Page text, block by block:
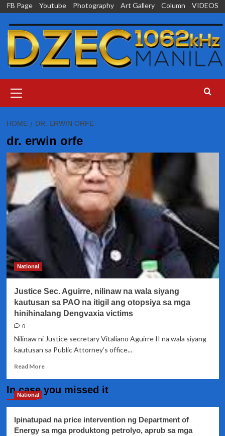
Skip
content
FB Page Youtube Photography Art Gallery Column VIDEOS
Menu
HOME DR. ERWIN ORFE
dr. erwin orfe
National
Justice Sec. Aguirre, nilinaw na wala siyang
kautusan sa PAO na itigil ang otopsiya sa mga
hinihinalang Dengvaxia victims
0
Nilinaw ni Justice secretary Vitaliano Aguirre II na wala siyang
kautusan sa Public Attorney’s office...
Read MoreRead
Justice
nilinaw
na
In case you missed it
National
Ipinatupad na price intervention ng Department of
Energy sa mga produktong petrolyo, aprub sa mga